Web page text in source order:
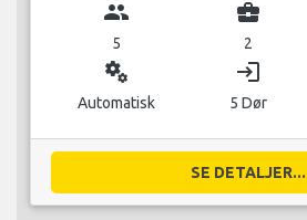
group
5
business_center
2
miscellaneous_services
Automatisk
login
5 Dør
SE DETALJER...